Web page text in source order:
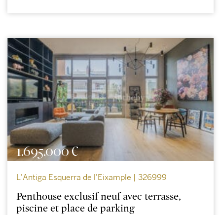
1.695.000 €
L'Antiga Esquerra de l'Eixample | 326999
Penthouse exclusif neuf avec terrasse,
piscine et place de parking